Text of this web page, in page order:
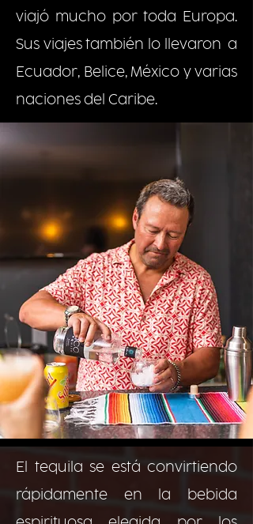
viajó mucho por toda Europa.
Sus viajes también lo llevaron a
Ecuador, Belice, México y varias
naciones del Caribe.
El tequila se está convirtiendo
rápidamente en la bebida